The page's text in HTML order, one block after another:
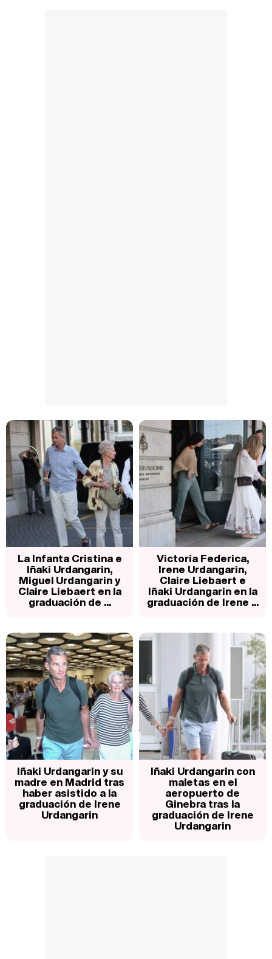
La Infanta Cristina e
Iñaki Urdangarin,
Miguel Urdangarin y
Claire Liebaert en la
graduación de ...
Victoria Federica,
Irene Urdangarin,
Claire Liebaert e
Iñaki Urdangarin en la
graduación de Irene ...
Iñaki Urdangarin y su
madre en Madrid tras
haber asistido a la
graduación de Irene
Urdangarin
Iñaki Urdangarin con
maletas en el
aeropuerto de
Ginebra tras la
graduación de Irene
Urdangarin